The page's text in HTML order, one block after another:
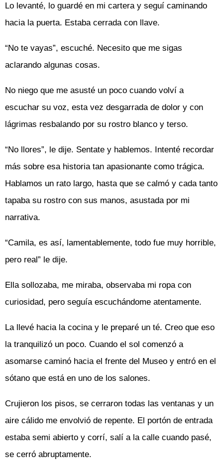
Lo levanté, lo guardé en mi cartera y seguí caminando
hacia la puerta. Estaba cerrada con llave.
“No te vayas”, escuché. Necesito que me sigas
aclarando algunas cosas.
No niego que me asusté un poco cuando volví a
escuchar su voz, esta vez desgarrada de dolor y con
lágrimas resbalando por su rostro blanco y terso.
“No llores”, le dije. Sentate y hablemos. Intenté recordar
más sobre esa historia tan apasionante como trágica.
Hablamos un rato largo, hasta que se calmó y cada tanto
tapaba su rostro con sus manos, asustada por mi
narrativa.
“Camila, es así, lamentablemente, todo fue muy horrible,
pero real” le dije.
Ella sollozaba, me miraba, observaba mi ropa con
curiosidad, pero seguía escuchándome atentamente.
La llevé hacia la cocina y le preparé un té. Creo que eso
la tranquilizó un poco. Cuando el sol comenzó a
asomarse caminó hacia el frente del Museo y entró en el
sótano que está en uno de los salones.
Crujieron los pisos, se cerraron todas las ventanas y un
aire cálido me envolvió de repente. El portón de entrada
estaba semi abierto y corrí, salí a la calle cuando pasé,
se cerró abruptamente.